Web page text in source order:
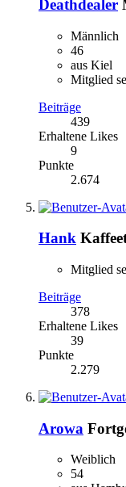
Deathdealer
Männlich
46
aus Kiel
Mitglied
Beiträge
439
Erhaltene Likes
9
Punkte
2.674
Hank
Mitglied
Beiträge
378
Erhaltene Likes
39
Punkte
2.279
Arowa
Weiblich
54